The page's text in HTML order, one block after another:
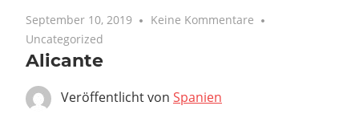
September 10, 2019
Keine Kommentare
Uncategorized
Alicante
Veröffentlicht von Spanien